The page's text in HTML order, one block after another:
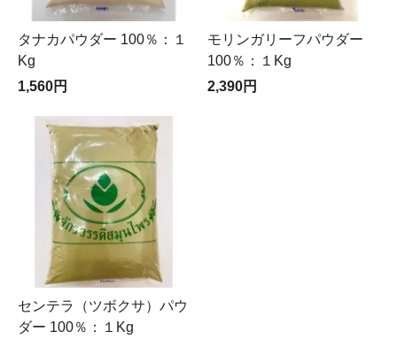
タナカパウダー 100％：１
Kg
1,560円
モリンガリーフパウダー
100％：１Kg
2,390円
センテラ（ツボクサ）パウ
ダー 100％：１Kg